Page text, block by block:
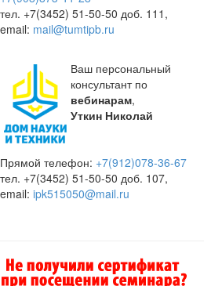
тел. +7(3452) 51-50-50 доб. 111,
email: mail@tumtipb.ru
Ваш персональный
консультант по
вебинарам,
Уткин Николай
Прямой телефон: +7(912)078-36-67
тел. +7(3452) 51-50-50 доб. 107,
email: ipk515050@mail.ru